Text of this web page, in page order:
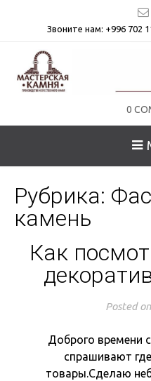
Звоните нам: +996 702
0
Рубрика:
камень
Как
Posted on
Доброго времени
спрашивают
товары.Сделаю